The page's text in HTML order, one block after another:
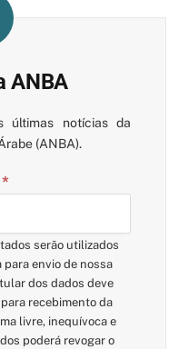
ANBA
últimas notícias da
(ANBA).
*
serão utilizados
envio de nossa
dos dados deve
recebimento da
livre, inequívoca e
poderá revogar o